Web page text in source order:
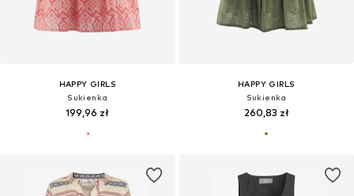
HAPPY GIRLS
Sukienka
199,96 zł
HAPPY GIRLS
Sukienka
260,83 zł